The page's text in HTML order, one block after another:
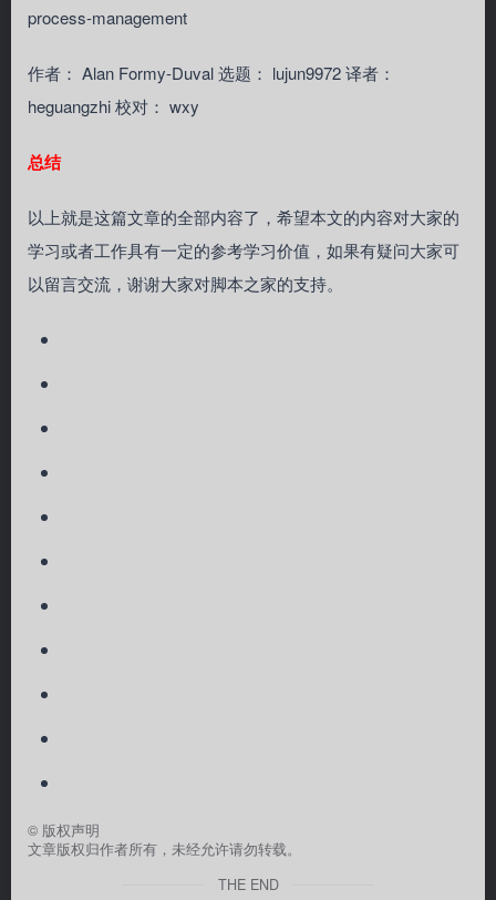
process-management
作者： Alan Formy-Duval 选题： lujun9972 译者：
heguangzhi 校对： wxy
总结
以上就是这篇文章的全部内容了，希望本文的内容对大家的
学习或者工作具有一定的参考学习价值，如果有疑问大家可
以留言交流，谢谢大家对脚本之家的支持。
© 版权声明
文章版权归作者所有，未经允许请勿转载。
THE END